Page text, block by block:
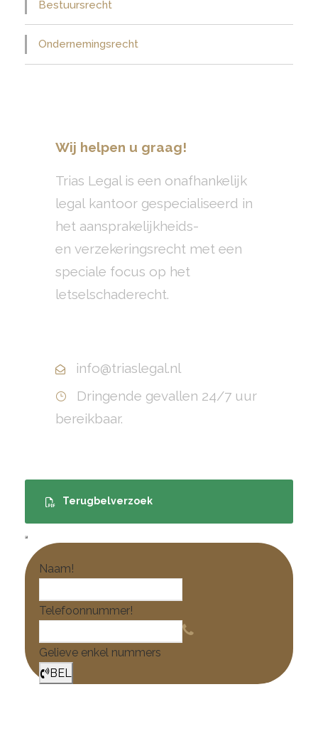
Bestuursrecht
Ondernemingsrecht
Wij helpen u graag!
Trias Legal is een onafhankelijk
legal kantoor gespecialiseerd in
het aansprakelijkheids-
en verzekeringsrecht met een
speciale focus op het
letselschaderecht.
info@triaslegal.nl
Dringende gevallen 24/7 uur
bereikbaar.
Terugbelverzoek
Naam!
Telefoonnummer!
Gelieve enkel nummers
BEL